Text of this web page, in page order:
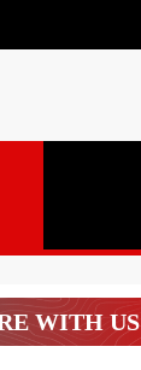
WITH US